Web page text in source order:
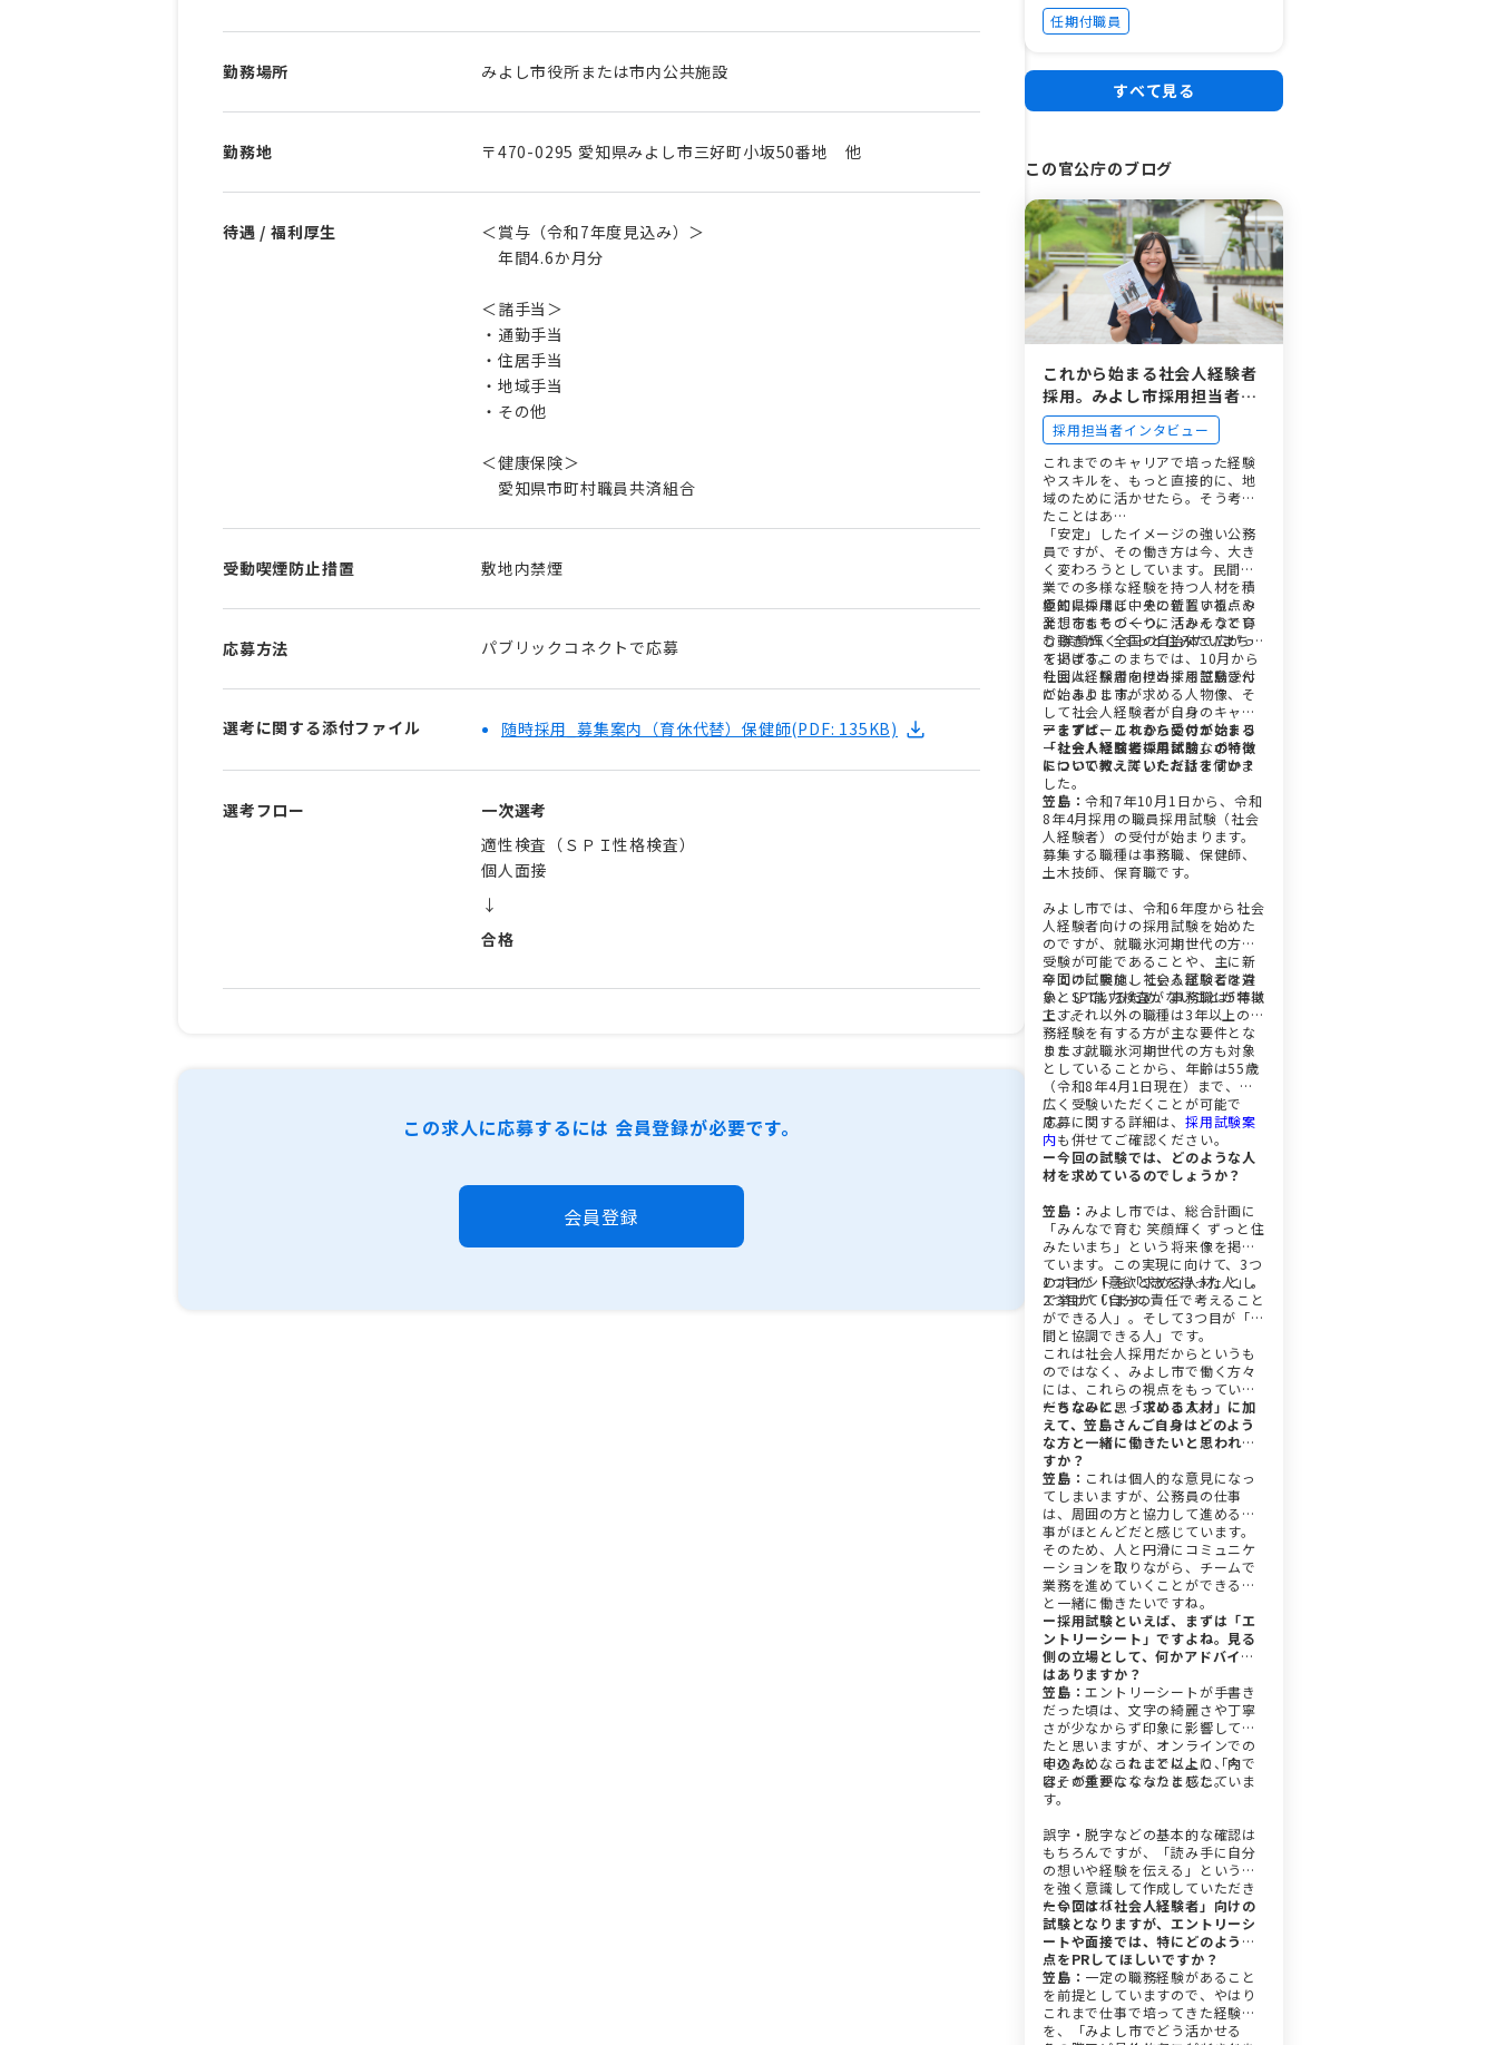
勤務場所 みよし市役所または市内公共施設
勤務地 〒470-0295 愛知県みよし市三好町小坂50番地 他
待遇 / 福利厚生
＜賞与（令和7年度見込み）＞
年間4.6か月分
＜諸手当＞
・通勤手当
・住居手当
・地域手当
・その他
＜健康保険＞
愛知県市町村職員共済組合
受動喫煙防止措置 敷地内禁煙
応募方法 パブリックコネクトで応募
選考に関する添付ファイル 随時採用_募集案内（育休代替）保健師(PDF: 135KB)
選考フロー
一次選考
適性検査（ＳＰＩ性格検査）
↓
合格
この求人に応募するには 会員登録が必要です。
会員登録
任期付職員
すべて見る
この官公庁のブログ
これから始まる社会人経験者
採用。みよし市採用担当者が
語る、試験に向けたワンポイ
ントアドバイス
採用担当者インタビュー
これまでのキャリアで培った経験
やスキルを、もっと直接的に、地
域のために活かせたら。そう考え
たことはあ…
「安定」したイメージの強い公務
員ですが、その働き方は今、大き
く変わろうとしています。民間企
業での多様な経験を持つ人材を積
極的に採用し、その新しい視点や
発想をまちづくりに活かそうとい
う動きが、全国の自治体で広がっ
ています。
愛知県のほぼ中央に位置する、み
よし市もその一つ。「みんなで育
む 笑顔輝く ずっと住みたいまち」
を掲げるこのまちでは、10月から
社会人経験者向けの採用試験受付
が始まります。
今回は、採用を担当する笠島さん
に、みよし市が求める人物像、そ
して社会人経験者が自身のキャリ
アをアピールするためのエントリ
ーシートや面接の具体的なポイン
トについて、詳しくお話を伺いま
した。
ーまずは、これから受付が始まる
「社会人経験者採用試験」の特徴
について教えていただけますか？
笠島：令和7年10月1日から、令和
8年4月採用の職員採用試験（社会
人経験者）の受付が始まります。
募集する職種は事務職、保健師、
土木技師、保育職です。
みよし市では、令和6年度から社会
人経験者向けの採用試験を始めた
のですが、就職氷河期世代の方も
受験が可能であることや、主に新
卒向けに実施している試験とは違
い、SPI能力検査がないことが特徴
です。
今回の試験は、社会人経験者を対
象としているため、事務職は5年以
上、それ以外の職種は3年以上の職
務経験を有する方が主な要件とな
ります。
また、就職氷河期世代の方も対象
としていることから、年齢は55歳
（令和8年4月1日現在）まで、幅
広く受験いただくことが可能で
す。
応募に関する詳細は、 採用試験案
内も併せてご確認ください。
ー今回の試験では、どのような人
材を求めているのでしょうか？
笠島： みよし市では、総合計画に
「みんなで育む 笑顔輝く ずっと住
みたいまち」という将来像を掲げ
ています。この実現に向けて、3つ
のポイントを「求める人材」とし
て挙げています。
1つ目が「意欲と志を持った人」。
2つ目が「自分の責任で考えること
ができる人」。そして3つ目が「仲
間と協調できる人」です。
これは社会人採用だからというも
のではなく、みよし市で働く方々
には、これらの視点をもっていた
だきたいと思っています。
ーちなみに、「求める人材」に加
えて、笠島さんご自身はどのよう
な方と一緒に働きたいと思われま
すか？
笠島： これは個人的な意見になっ
てしまいますが、公務員の仕事
は、周囲の方と協力して進める仕
事がほとんどだと感じています。
そのため、人と円滑にコミュニケ
ーションを取りながら、チームで
業務を進めていくことができる方
と一緒に働きたいですね。
ー採用試験といえば、まずは「エ
ントリーシート」ですよね。見る
側の立場として、何かアドバイス
はありますか？
笠島：エントリーシートが手書き
だった頃は、文字の綺麗さや丁寧
さが少なからず印象に影響してい
たと思いますが、オンラインでの
申込みになったことにより、今で
はその差がなくなりました。
そのため、これまで以上に「内
容」が重要になったと感じていま
す。
誤字・脱字などの基本的な確認は
もちろんですが、「読み手に自分
の想いや経験を伝える」という点
を強く意識して作成していただき
たいですね
ー今回は「社会人経験者」向けの
試験となりますが、エントリーシ
ートや面接では、特にどのような
点をPRしてほしいですか？
笠島： 一定の職務経験があること
を前提としていますので、やはり
これまで仕事で培ってきた経験
を、「みよし市でどう活かせる